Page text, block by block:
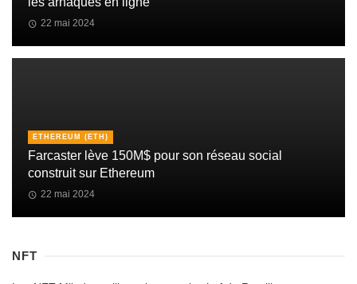
22 mai 2024
ETHEREUM (ETH)
Farcaster lève 150M$ pour son réseau social
construit sur Ethereum
22 mai 2024
NFT